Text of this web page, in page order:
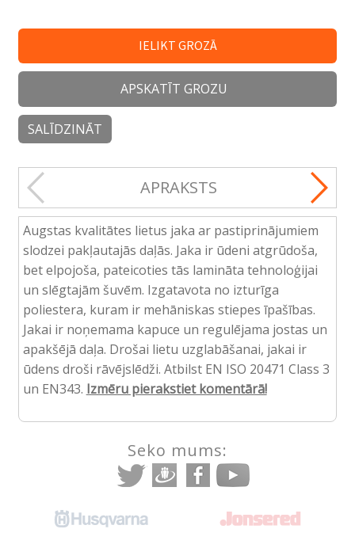
IELIKT GROZĀ
APSKATĪT GROZU
SALĪDZINĀT
APRAKSTS
Augstas kvalitātes lietus jaka ar pastiprinājumiem
slodzei pakļautajās daļās. Jaka ir ūdeni atgrūdoša,
bet elpojoša, pateicoties tās lamināta tehnoloģijai
un slēgtajām šuvēm. Izgatavota no izturīga
poliestera, kuram ir mehāniskas stiepes īpašības.
Jakai ir noņemama kapuce un regulējama jostas un
apakšējā daļa. Drošai lietu uzglabāšanai, jakai ir
ūdens droši rāvējslēdži. Atbilst EN ISO 20471 Class 3
un EN343. Izmēru pierakstiet komentārā!
Seko mums: